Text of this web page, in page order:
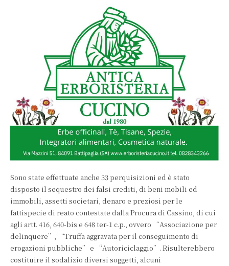
Sono state effettuate anche 33 perquisizioni ed è stato
disposto il sequestro dei falsi crediti, di beni mobili ed
immobili, assetti societari, denaro e preziosi per le
fattispecie di reato contestate dalla Procura di Cassino, di cui
agli artt. 416, 640-bis e 648 ter-1 c.p., ovvero “Associazione per
delinquere”, “Truffa aggravata per il conseguimento di
erogazioni pubbliche” e “Autoriciclaggio”. Risulterebbero
costituire il sodalizio diversi soggetti, alcuni